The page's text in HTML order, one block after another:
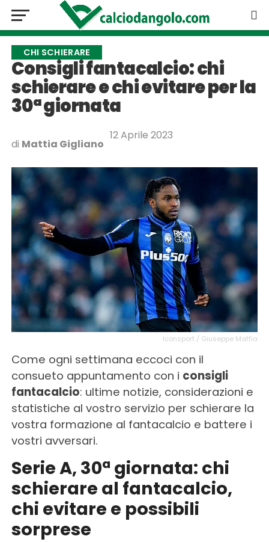
CHI SCHIERARE
Consigli fantacalcio: chi
schierare e chi evitare per la
30ª giornata
di Mattia Gigliano
12 Aprile 2023
Iconsport / Giuseppe Maffia
Come ogni settimana eccoci con il
consueto appuntamento con i consigli
fantacalcio: ultime notizie, considerazioni e
statistiche al vostro servizio per schierare la
vostra formazione al fantacalcio e battere i
vostri avversari.
Serie A, 30ª giornata: chi
schierare al fantacalcio,
chi evitare e possibili
sorprese